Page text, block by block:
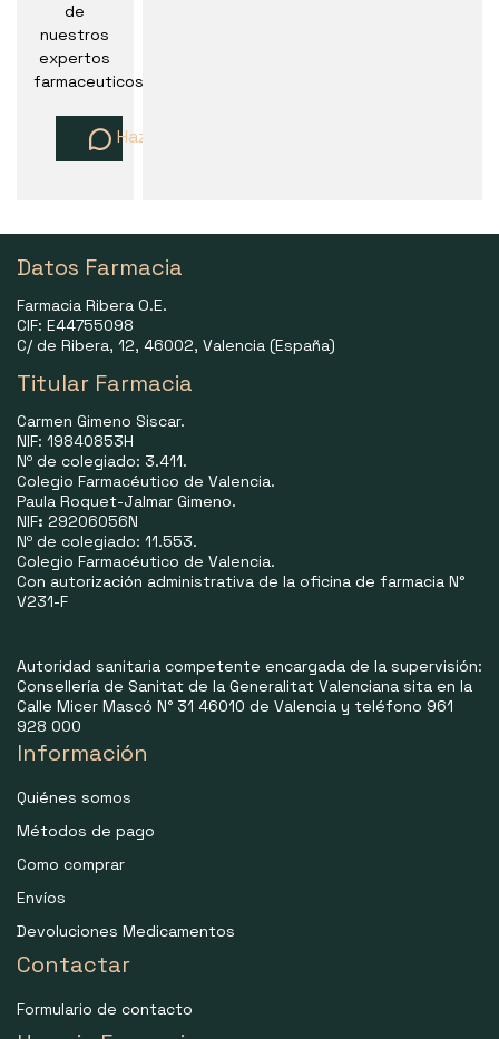
de
nuestros
expertos
farmaceuticos
Haz una pregunta
Datos Farmacia
Farmacia Ribera O.E.
CIF: E44755098
C/ de Ribera, 12, 46002, Valencia (España)
Titular Farmacia
Carmen Gimeno Siscar.
NIF: 19840853H
Nº de colegiado: 3.411.
Colegio Farmacéutico de Valencia.
Paula Roquet-Jalmar Gimeno.
NIF: 29206056N
Nº de colegiado: 11.553.
Colegio Farmacéutico de Valencia.
Con autorización administrativa de la oficina de farmacia N°
V231-F
Autoridad sanitaria competente encargada de la supervisión:
Consellería de Sanitat de la Generalitat Valenciana sita en la
Calle Micer Mascó N° 31 46010 de Valencia y teléfono 961
928 000
Información
Quiénes somos
Métodos de pago
Como comprar
Envíos
Devoluciones Medicamentos
Contactar
Formulario de contacto